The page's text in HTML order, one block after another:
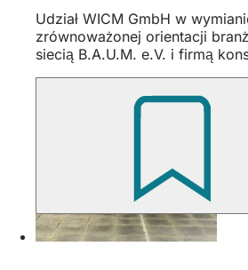
Udział WICM GmbH w
zrównoważonej orientacji
siecią B.A.U.M. e.V. i firmą